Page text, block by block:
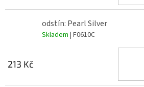
odstín: Pearl Silver
Skladem | F0610C
213 Kč